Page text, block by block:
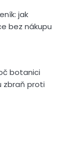
jak
bez nákupu
botanici
zbraň proti